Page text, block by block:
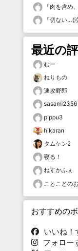
「肉を含め
「切ない…(
最近の
むー
ねりもの
速攻野郎
sasami2356
pippu3
hikaran
タムケン2
寝る！
ねすかふぇ
ことことの
おすすめの
いいね！
フォロー